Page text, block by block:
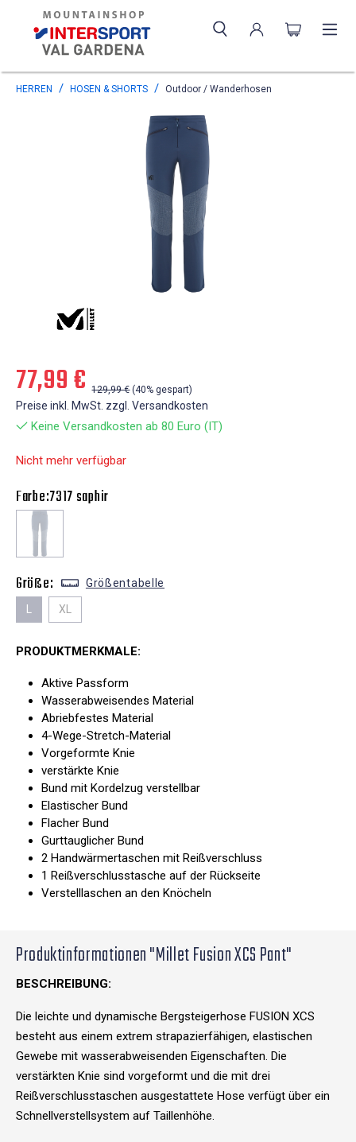
HERREN HOSEN & SHORTS Outdoor / Wanderhosen
77,99 € 129,99 € (40% gespart)
Preise inkl. MwSt. zzgl. Versandkosten
Keine Versandkosten ab 80 Euro (IT)
Nicht mehr verfügbar
Farbe:7317 saphir
Größe: Größentabelle
L XL
PRODUKTMERKMALE:
Aktive Passform
Wasserabweisendes Material
Abriebfestes Material
4-Wege-Stretch-Material
Vorgeformte Knie
verstärkte Knie
Bund mit Kordelzug verstellbar
Elastischer Bund
Flacher Bund
Gurttauglicher Bund
2 Handwärmertaschen mit Reißverschluss
1 Reißverschlusstasche auf der Rückseite
Verstelllaschen an den Knöcheln
Produktinformationen "Millet Fusion XCS Pant"
BESCHREIBUNG:
Die leichte und dynamische Bergsteigerhose FUSION XCS
besteht aus einem extrem strapazierfähigen, elastischen
Gewebe mit wasserabweisenden Eigenschaften. Die
verstärkten Knie sind vorgeformt und die mit drei
Reißverschlusstaschen ausgestattete Hose verfügt über ein
Schnellverstellsystem auf Taillenhöhe.